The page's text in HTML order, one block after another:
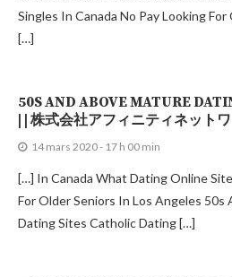
Singles In Canada No Pay Looking
[…]
50S AND ABOVE MATURE
| | 株式会社アフィニティネット
14 mars 2020 - 17 h 00 min
[…] In Canada What Dating Online
For Older Seniors In Los Angeles 50s
Dating Sites Catholic Dating […]